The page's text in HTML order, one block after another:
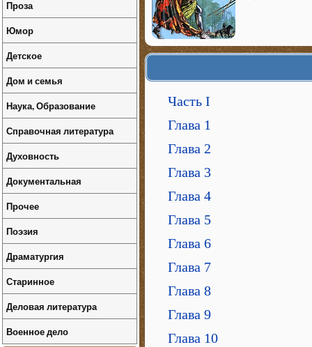
Часть I
Глава 1
Глава 2
Глава 3
Глава 4
Глава 5
Глава 6
Глава 7
Глава 8
Глава 9
Глава 10
Проза
Юмор
Детское
Дом и семья
Наука, Образование
Справочная литература
Духовность
Документальная
Прочее
Поэзия
Драматургия
Старинное
Деловая литература
Военное дело